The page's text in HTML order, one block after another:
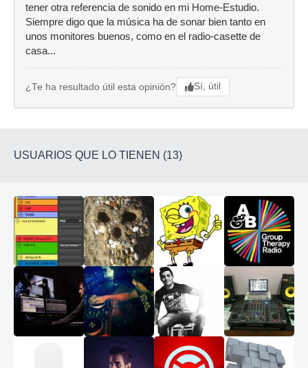
tener otra referencia de sonido en mi Home-Estudio.
Siempre digo que la música ha de sonar bien tanto en
unos monitores buenos, como en el radio-casette de
casa...
¿Te ha resultado útil esta opinión? Sí, útil
USUARIOS QUE LO TIENEN (13)